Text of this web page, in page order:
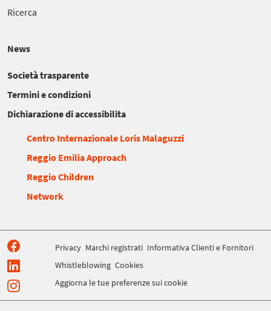
Ricerca
News
Società trasparente
Termini e condizioni
Dichiarazione di accessibilita
Centro Internazionale Loris Malaguzzi
Reggio Emilia Approach
Reggio Children
Network
Privacy Marchi registrati Informativa Clienti e Fornitori
Whistleblowing Cookies
Aggiorna le tue preferenze sui cookie